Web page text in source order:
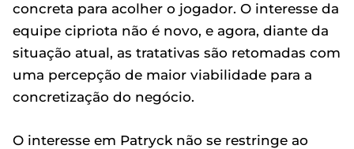
concreta para acolher o jogador. O interesse da
equipe cipriota não é novo, e agora, diante da
situação atual, as tratativas são retomadas com
uma percepção de maior viabilidade para a
concretização do negócio.
O interesse em Patryck não se restringe ao